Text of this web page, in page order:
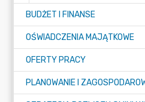
BUDŻET I FINANSE
OŚWIADCZENIA MAJĄTKOWE
OFERTY PRACY